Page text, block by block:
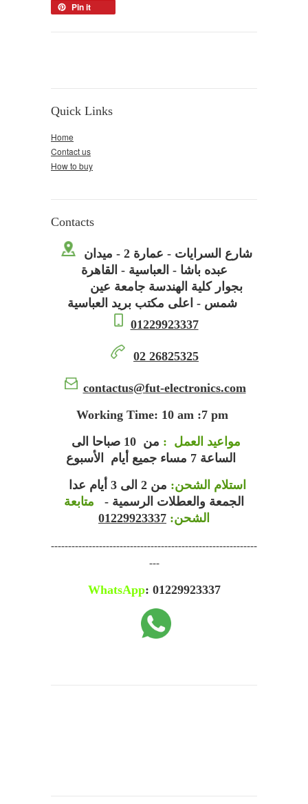
Pin it
Quick Links
Home
Contact us
How to buy
Contacts
عبده باشا - العباسية - القاهرة
01229923337
02 26825325
contactus@fut-electronics.com
Working Time: 10 am :7 pm
مواعيد العمل :
من 10 صباحا الى
استلام الشحن:
من 2 الى 3 أيام عدا
الجمعة والعطلات الرسمية -
متابعة
الشحن: 01229923337
------------------------------------------------------------
---
WhatsApp: 01229923337